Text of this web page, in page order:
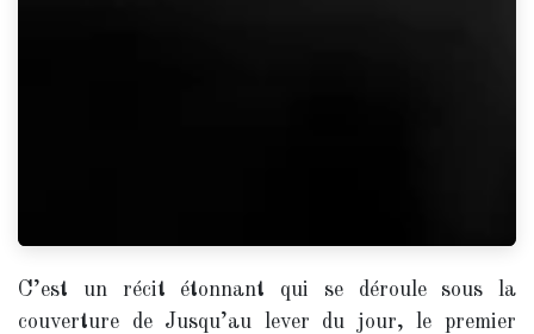
C’est un récit étonnant qui se déroule sous la
couverture de Jusqu’au lever du jour, le premier